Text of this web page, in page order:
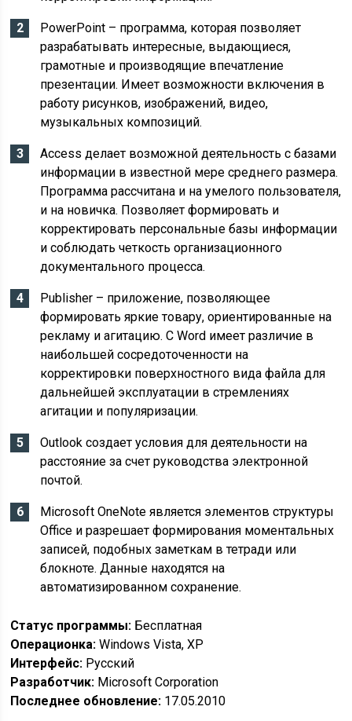
PowerPoint – программа, которая позволяет
разрабатывать интересные, выдающиеся,
грамотные и производящие впечатление
презентации. Имеет возможности включения в
работу рисунков, изображений, видео,
музыкальных композиций.
Access делает возможной деятельность с базами
информации в известной мере среднего размера.
Программа рассчитана и на умелого пользователя,
и на новичка. Позволяет формировать и
корректировать персональные базы информации
и соблюдать четкость организационного
документального процесса.
Publisher – приложение, позволяющее
формировать яркие товару, ориентированные на
рекламу и агитацию. С Word имеет различие в
наибольшей сосредоточенности на
корректировки поверхностного вида файла для
дальнейшей эксплуатации в стремлениях
агитации и популяризации.
Outlook создает условия для деятельности на
расстояние за счет руководства электронной
почтой.
Microsoft OneNote является элементов структуры
Office и разрешает формирования моментальных
записей, подобных заметкам в тетради или
блокноте. Данные находятся на
автоматизированном сохранение.
Статус программы: Бесплатная
Операционка: Windows Vista, XP
Интерфейс: Русский
Разработчик: Microsoft Corporation
Последнее обновление: 17.05.2010